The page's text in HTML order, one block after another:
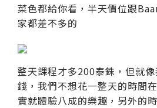
菜色都給你看，半天價位跟
家都差不多的
整天課程才多200泰銖，但就
錢，我們不想花一整天的時間
實就體驗八成的樂趣，另外的